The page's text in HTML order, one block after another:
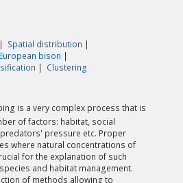
Spatial distribution
European bison
Clustering
is a very complex process that is
of factors: habitat, social
pressure etc. Proper
where natural concentrations of
for the explanation of such
and habitat management.
of methods allowing to